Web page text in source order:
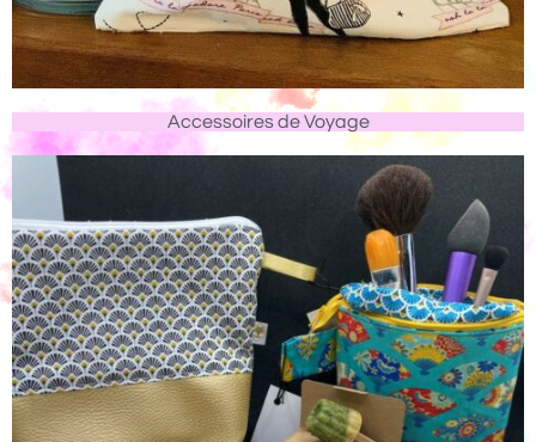
Accessoires de Voyage